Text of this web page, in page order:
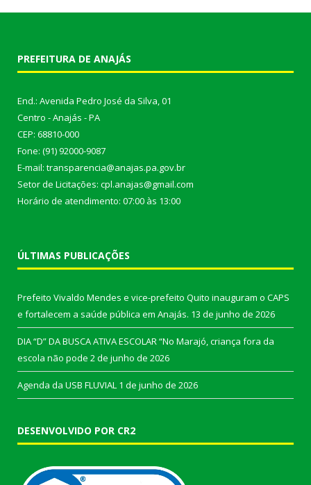
PREFEITURA DE ANAJÁS
End.: Avenida Pedro José da Silva, 01
Centro - Anajás - PA
CEP: 68810-000
Fone: (91) 92000-9087
E-mail: transparencia@anajas.pa.gov.br
Setor de Licitações: cpl.anajas@gmail.com
Horário de atendimento: 07:00 às 13:00
ÚLTIMAS PUBLICAÇÕES
Prefeito Vivaldo Mendes e vice-prefeito Quito inauguram o CAPS
e fortalecem a saúde pública em Anajás. 13 de junho de 2026
DIA “D” DA BUSCA ATIVA ESCOLAR “No Marajó, criança fora da
escola não pode 2 de junho de 2026
Agenda da USB FLUVIAL 1 de junho de 2026
DESENVOLVIDO POR CR2